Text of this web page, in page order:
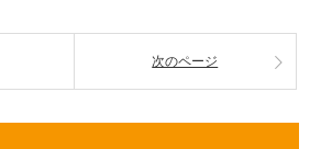
次のページ